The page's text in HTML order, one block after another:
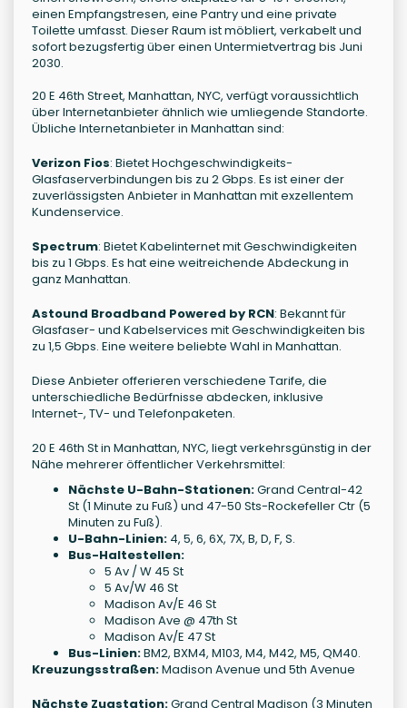
einen Empfangstresen, eine Pantry und eine private
Toilette umfasst. Dieser Raum ist möbliert, verkabelt und
sofort bezugsfertig über einen Untermietvertrag bis Juni
2030.
20 E 46th Street, Manhattan, NYC, verfügt voraussichtlich
über Internetanbieter ähnlich wie umliegende Standorte.
Übliche Internetanbieter in Manhattan sind:
Verizon Fios: Bietet Hochgeschwindigkeits-
Glasfaserverbindungen bis zu 2 Gbps. Es ist einer der
zuverlässigsten Anbieter in Manhattan mit exzellentem
Kundenservice.
Spectrum: Bietet Kabelinternet mit Geschwindigkeiten
bis zu 1 Gbps. Es hat eine weitreichende Abdeckung in
ganz Manhattan.
Astound Broadband Powered by RCN: Bekannt für
Glasfaser- und Kabelservices mit Geschwindigkeiten bis
zu 1,5 Gbps. Eine weitere beliebte Wahl in Manhattan.
Diese Anbieter offerieren verschiedene Tarife, die
unterschiedliche Bedürfnisse abdecken, inklusive
Internet-, TV- und Telefonpaketen.
20 E 46th St in Manhattan, NYC, liegt verkehrsgünstig in der
Nähe mehrerer öffentlicher Verkehrsmittel:
Nächste U-Bahn-Stationen:Grand Central-42
St (1 Minute zu Fuß) und 47-50 Sts-Rockefeller Ctr (5
Minuten zu Fuß).
U-Bahn-Linien: 4, 5, 6, 6X, 7X, B, D, F, S.
Bus-Haltestellen:
5 Av / W 45 St
5 Av/W 46 St
Madison Av/E 46 St
Madison Ave @ 47th St
Madison Av/E 47 St
Bus-Linien:BM2, BXM4, M103, M4, M42, M5, QM40.
Kreuzungsstraßen:Madison Avenue und 5th Avenue
Nächste Zugstation:Grand Central Madison (3 Minuten